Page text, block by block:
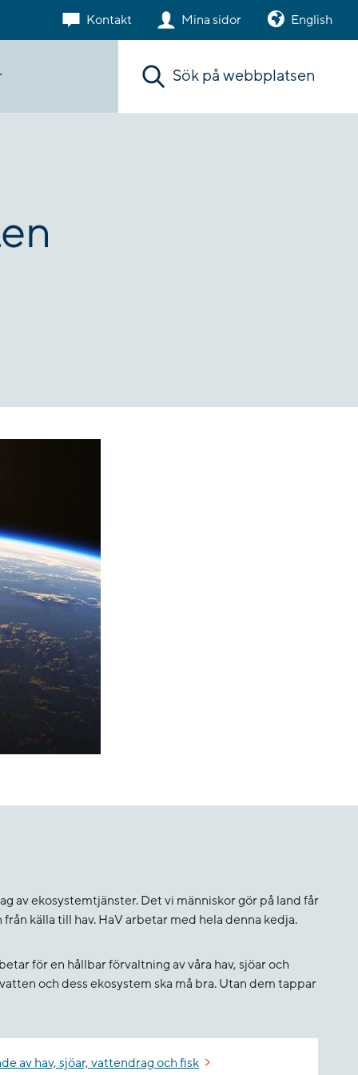
Kontakt Mina sidor English
av ekosystemtjänster. Det vi människor gör på land får
källa till hav. HaV arbetar med hela denna kedja.
för en hållbar förvaltning av våra hav, sjöar och
och dess ekosystem ska må bra. Utan dem tappar
av hav, sjöar, vattendrag och fisk